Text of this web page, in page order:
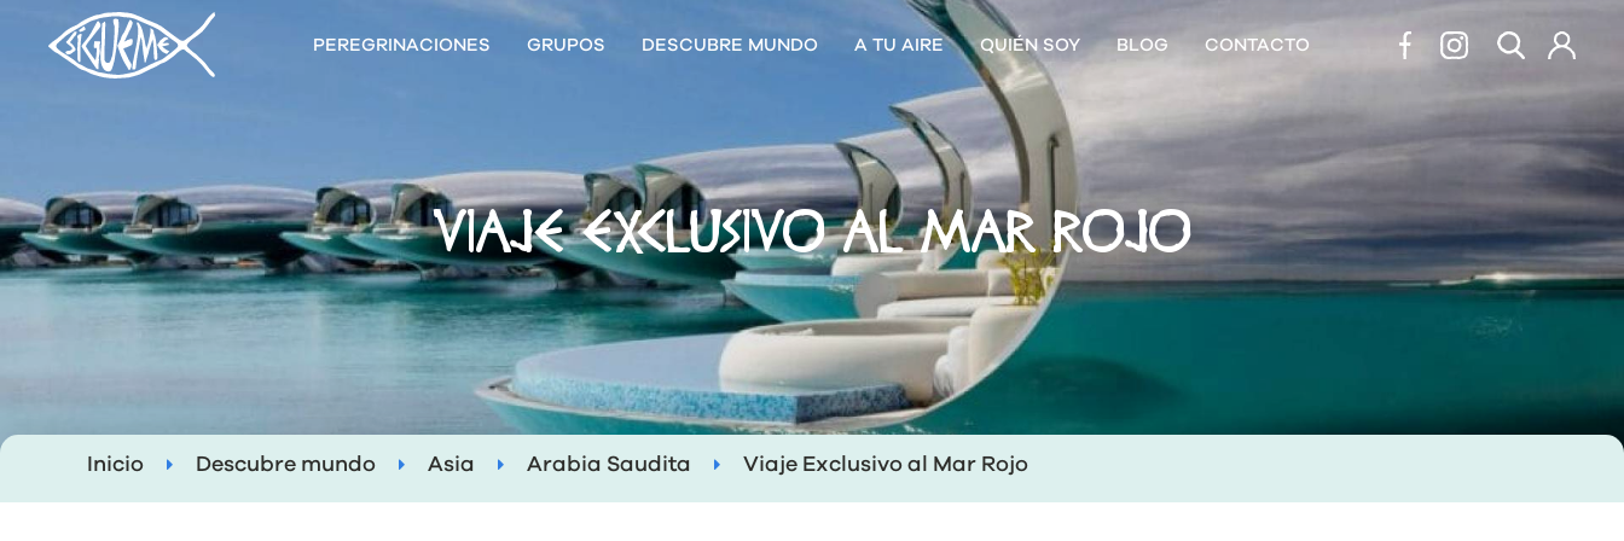
PEREGRINACIONES GRUPOS DESCUBRE MUNDO A TU AIRE QUIÉN SOY BLOG CONTACTO
VIAJE EXCLUSIVO AL MAR ROJO
Inicio Descubre mundo Asia Arabia Saudita Viaje Exclusivo al Mar Rojo